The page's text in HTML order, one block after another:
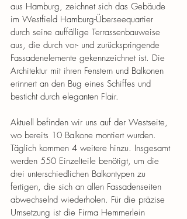
aus Hamburg, zeichnet sich das Gebäude
im Westfield Hamburg-Überseequartier
durch seine auffällige Terrassenbauweise
aus, die durch vor- und zurückspringende
Fassadenelemente gekennzeichnet ist. Die
Architektur mit ihren Fenstern und Balkonen
erinnert an den Bug eines Schiffes und
besticht durch eleganten Flair.
Aktuell befinden wir uns auf der Westseite,
wo bereits 10 Balkone montiert wurden.
Täglich kommen 4 weitere hinzu. Insgesamt
werden 550 Einzelteile benötigt, um die
drei unterschiedlichen Balkontypen zu
fertigen, die sich an allen Fassadenseiten
abwechselnd wiederholen. Für die präzise
Umsetzung ist die Firma Hemmerlein